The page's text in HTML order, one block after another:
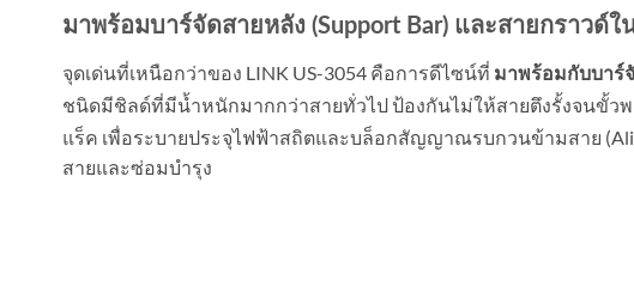
มาพร้อมบาร์จัดสายหลัง (Support Bar) และสายกราวด์
จุดเด่นที่เหนือกว่าของ LINK US-3054 คือการดีไซน์ที่ มาพร้อมกับบาร์
ชนิดมีชิลด์ที่มีน้ำหนักมากกว่าสายทั่วไป ป้องกันไม่ให้สายตึงรั้งจนขั้ว
แร็ค เพื่อระบายประจุไฟฟ้าสถิตและบล็อกสัญญาณรบกวนข้ามสาย
สายและซ่อมบำรุง